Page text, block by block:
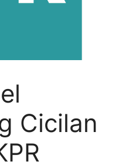
Cicilan